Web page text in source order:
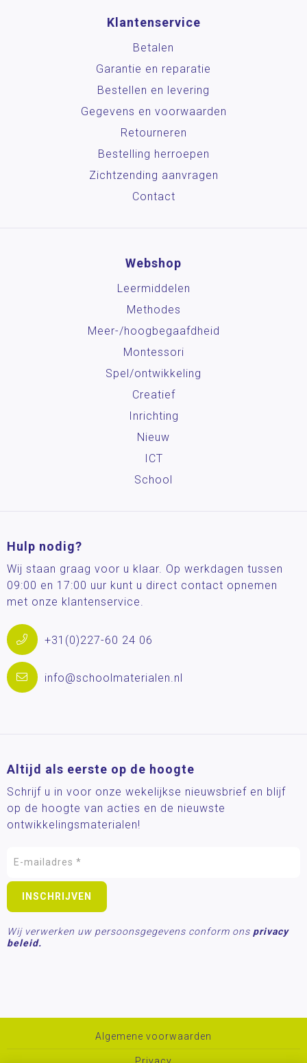
Klantenservice
Betalen
Garantie en reparatie
Bestellen en levering
Gegevens en voorwaarden
Retourneren
Bestelling herroepen
Zichtzending aanvragen
Contact
Webshop
Leermiddelen
Methodes
Meer-/hoog­begaafdheid
Montessori
Spel/ontwikkeling
Creatief
Inrichting
Nieuw
ICT
School
Hulp nodig?
Wij staan graag voor u klaar. Op werkdagen tussen
09:00 en 17:00 uur kunt u direct contact opnemen
met onze klantenservice.
+31(0)227-60 24 06
info@schoolmaterialen.nl
Altijd als eerste op de hoogte
Schrijf u in voor onze wekelijkse nieuwsbrief en blijf
op de hoogte van acties en de nieuwste
ontwikkelingsmaterialen!
Wij verwerken uw persoonsgegevens conform ons privacy
beleid.
Algemene voorwaarden